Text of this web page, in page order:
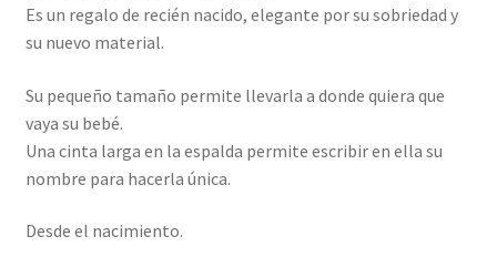
Es un regalo de recién nacido, elegante por su sobriedad y
su nuevo material.
Su pequeño tamaño permite llevarla a donde quiera que
vaya su bebé.
Una cinta larga en la espalda permite escribir en ella su
nombre para hacerla única.
Desde el nacimiento.